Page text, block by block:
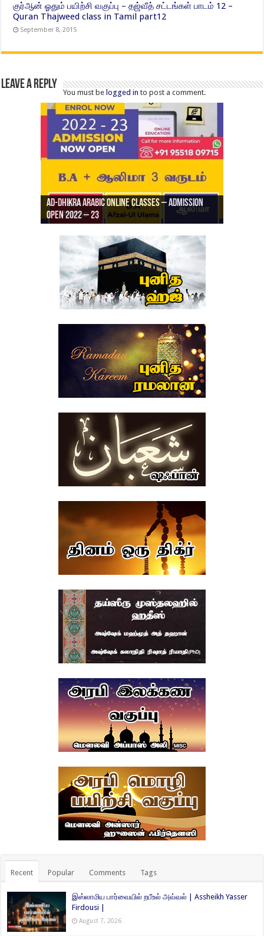
குர்ஆன் ஓதும் பயிற்சி வகுப்பு – தஜ்வீத் சட்டங்கள் பாடம் 12 –
Quran Thajweed class in Tamil part12
September 8, 2015
Leave a Reply
You must be logged in to post a comment.
Ad-Dhikra Arabic Online Classes – Admission
Open 2022 – 23
Ad-Dhikra Arabic Online Classes – BA Arabic
AD DHIKRA ARABIC COLLEGE ADMISSION
ரியாத் ஜும்ஆ தமிழாக்கம், Jamia Al Hajiri
Masjid (Kuwait Masjid), Malaz, Riyadh
Recent Popular Comments Tags
இஸ்லாமிய பார்வையில் றபீஉல் அவ்வல் | Assheikh Yasser
Firdousi |
August 7, 2026